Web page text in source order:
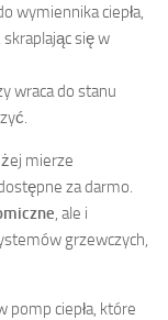
wymiennika ciepła,
się w
wraca do stanu
mierze
za darmo.
, ale i
grzewczych,
ciepła, które